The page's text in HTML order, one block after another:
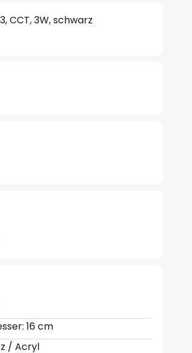
CCT, 3W, schwarz
16 cm
/ Acryl